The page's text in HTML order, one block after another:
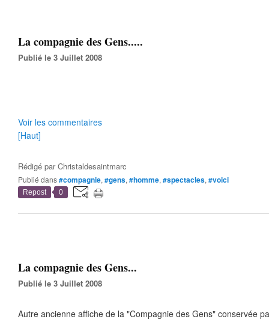
La compagnie des Gens.....
Publié le 3 Juillet 2008
Voir les commentaires
[Haut]
Rédigé parChristaldesaintmarc
Publié dans#compagnie, #gens, #homme, #spectacles, #voici
Repost 0
La compagnie des Gens...
Publié le 3 Juillet 2008
Autre ancienne affiche de la "Compagnie des Gens" conservée